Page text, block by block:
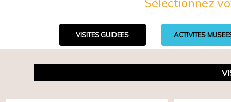
VISITES GUIDEES ACTIVITES